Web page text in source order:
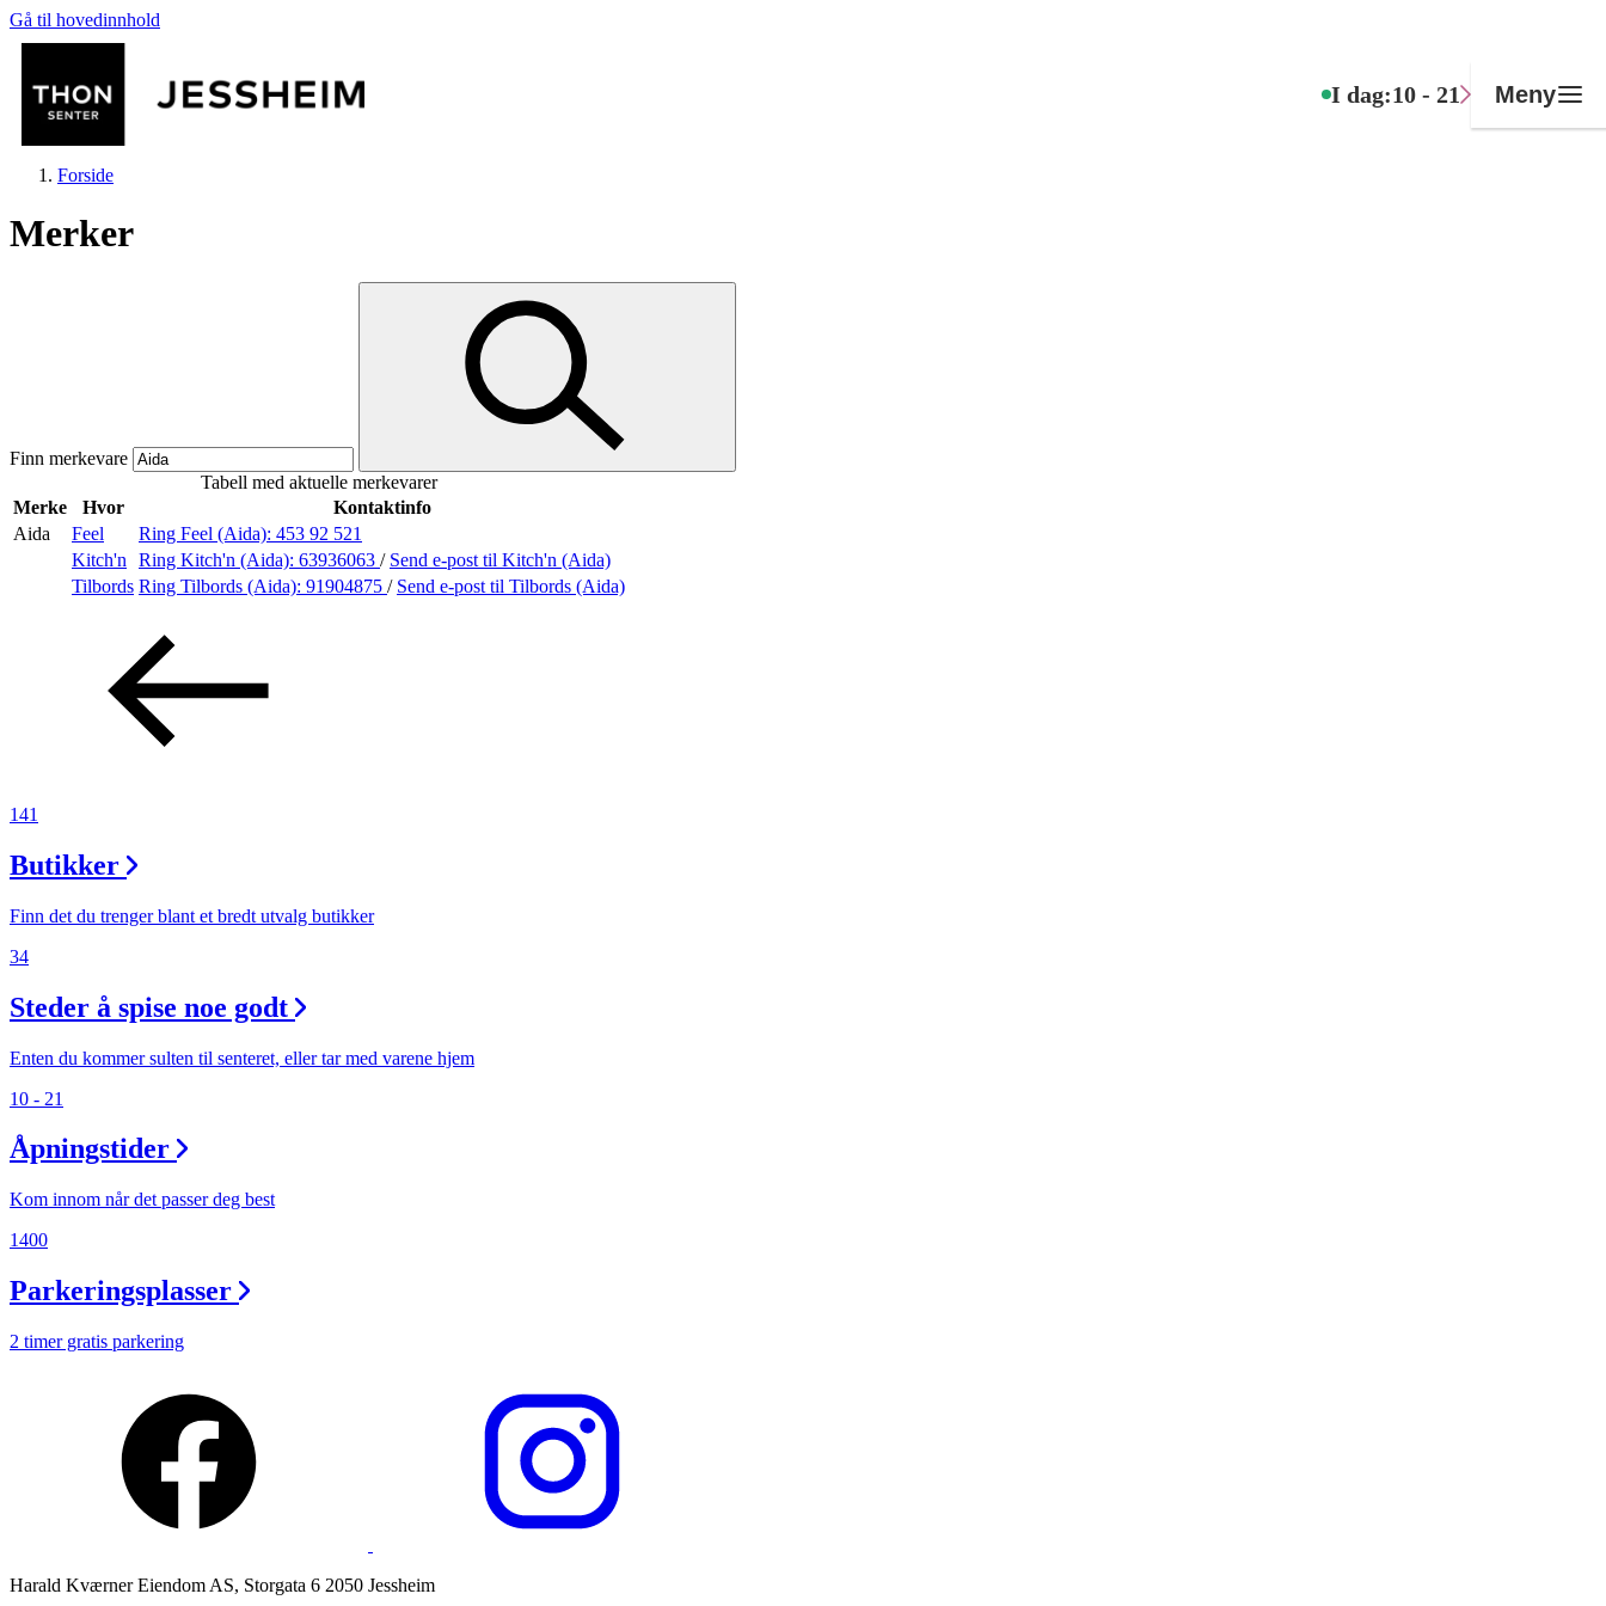
Gå til hovedinnhold
I dag:10 - 21 Meny
Mat og drikke
Helse
Aktiviteter
Tilbud
Inspirasjon
Søk
Praktisk informasjon
Ledige stillinger
Gavekort
Forside
Merker
Finn merkevare
Tabell med aktuelle merkevarer
Merke
Hvor
Kontaktinfo
Aida
Feel Ring Feel (Aida): 453 92 521
Kitch'n
Ring Kitch'n (Aida): 63936063 / Send e-post til Kitch'n (Aida)
Tilbords Ring Tilbords (Aida): 91904875 / Send e-post til Tilbords (Aida)
141
Butikker
Finn det du trenger blant et bredt utvalg butikker
34
Steder å spise noe godt
Enten du kommer sulten til senteret, eller tar med varene hjem
10 - 21
Åpningstider
Kom innom når det passer deg best
1400
Parkeringsplasser
2 timer gratis parkering
Harald Kværner Eiendom AS, Storgata 6 2050 Jessheim